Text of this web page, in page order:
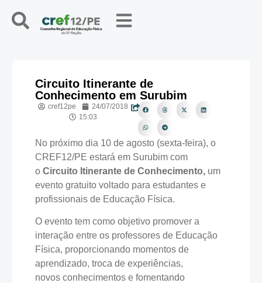
Circuito Itinerante de
Conhecimento em Surubim
cref12pe
24/07/2018
15:03
No próximo dia 10 de agosto (sexta-feira), o
CREF12/PE estará em Surubim com
o Circuito Itinerante de Conhecimento, um
evento gratuito voltado para estudantes e
profissionais de Educação Física.
O evento tem como objetivo promover a
interação entre os professores de Educação
Física, proporcionando momentos de
aprendizado, troca de experiências,
novos conhecimentos e fomentando